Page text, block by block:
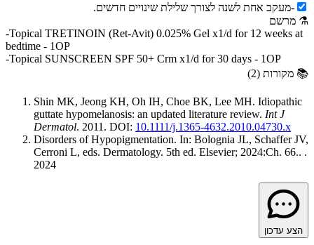
-מעקב אחת לשנה לצורך שלילת שינויים חדשים.
⚗ מרשם
-Topical TRETINOIN (Ret-Avit) 0.025% Gel x1/d for 12 weeks at
bedtime - 1OP
-Topical SUNSCREEN SPF 50+ Crm x1/d for 30 days - 1OP
📚 מקורות (2
)
Shin MK, Jeong KH, Oh IH, Choe BK, Lee MH. Idiopathic
guttate hypomelanosis: an updated literature review. Int J
Dermatol. 2011 . DOI: 10.1111/j.1365-4632.2010.04730.x
Disorders of Hypopigmentation. In: Bolognia JL, Schaffer JV,
Cerroni L, eds. Dermatology. 5th ed. Elsevier; 2024:Ch. 66.. .
2024
הצע עדכון